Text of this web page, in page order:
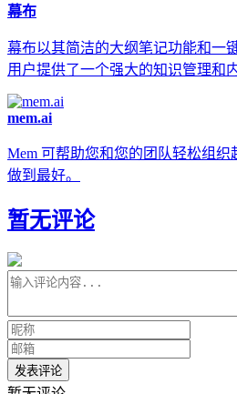
幕布
幕布以其简洁的大纲笔记功能和一
用户提供了一个强大的知识管理和
mem.ai
Mem 可帮助您和您的团队轻松组
做到最好。
暂无评论
发表评论